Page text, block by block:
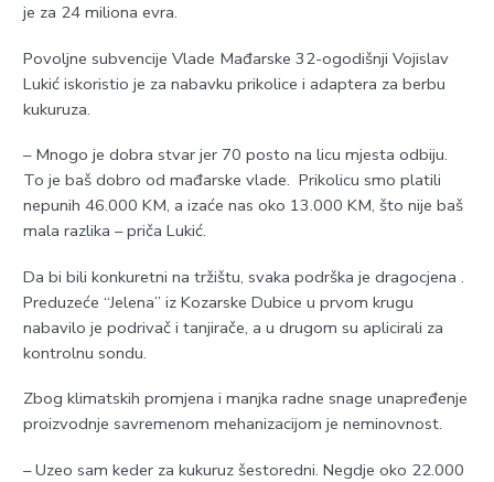
je za 24 miliona evra.
Povoljne subvencije Vlade Mađarske 32-ogodišnji Vojislav
Lukić iskoristio je za nabavku prikolice i adaptera za berbu
kukuruza.
– Mnogo je dobra stvar jer 70 posto na licu mjesta odbiju.
To je baš dobro od mađarske vlade. Prikolicu smo platili
nepunih 46.000 KM, a izaće nas oko 13.000 KM, što nije baš
mala razlika – priča Lukić.
Da bi bili konkuretni na tržištu, svaka podrška je dragocjena .
Preduzeće “Јelena” iz Kozarske Dubice u prvom krugu
nabavilo je podrivač i tanjirače, a u drugom su aplicirali za
kontrolnu sondu.
Zbog klimatskih promjena i manjka radne snage unapređenje
proizvodnje savremenom mehanizacijom je neminovnost.
– Uzeo sam keder za kukuruz šestoredni. Negdje oko 22.000